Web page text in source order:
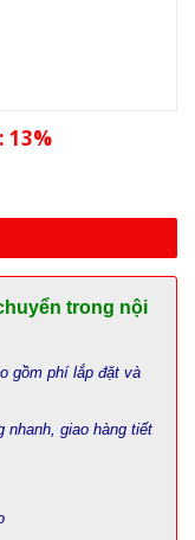
13%
trong nội
gồm phí lắp đặt và
nhanh, giao hàng tiết